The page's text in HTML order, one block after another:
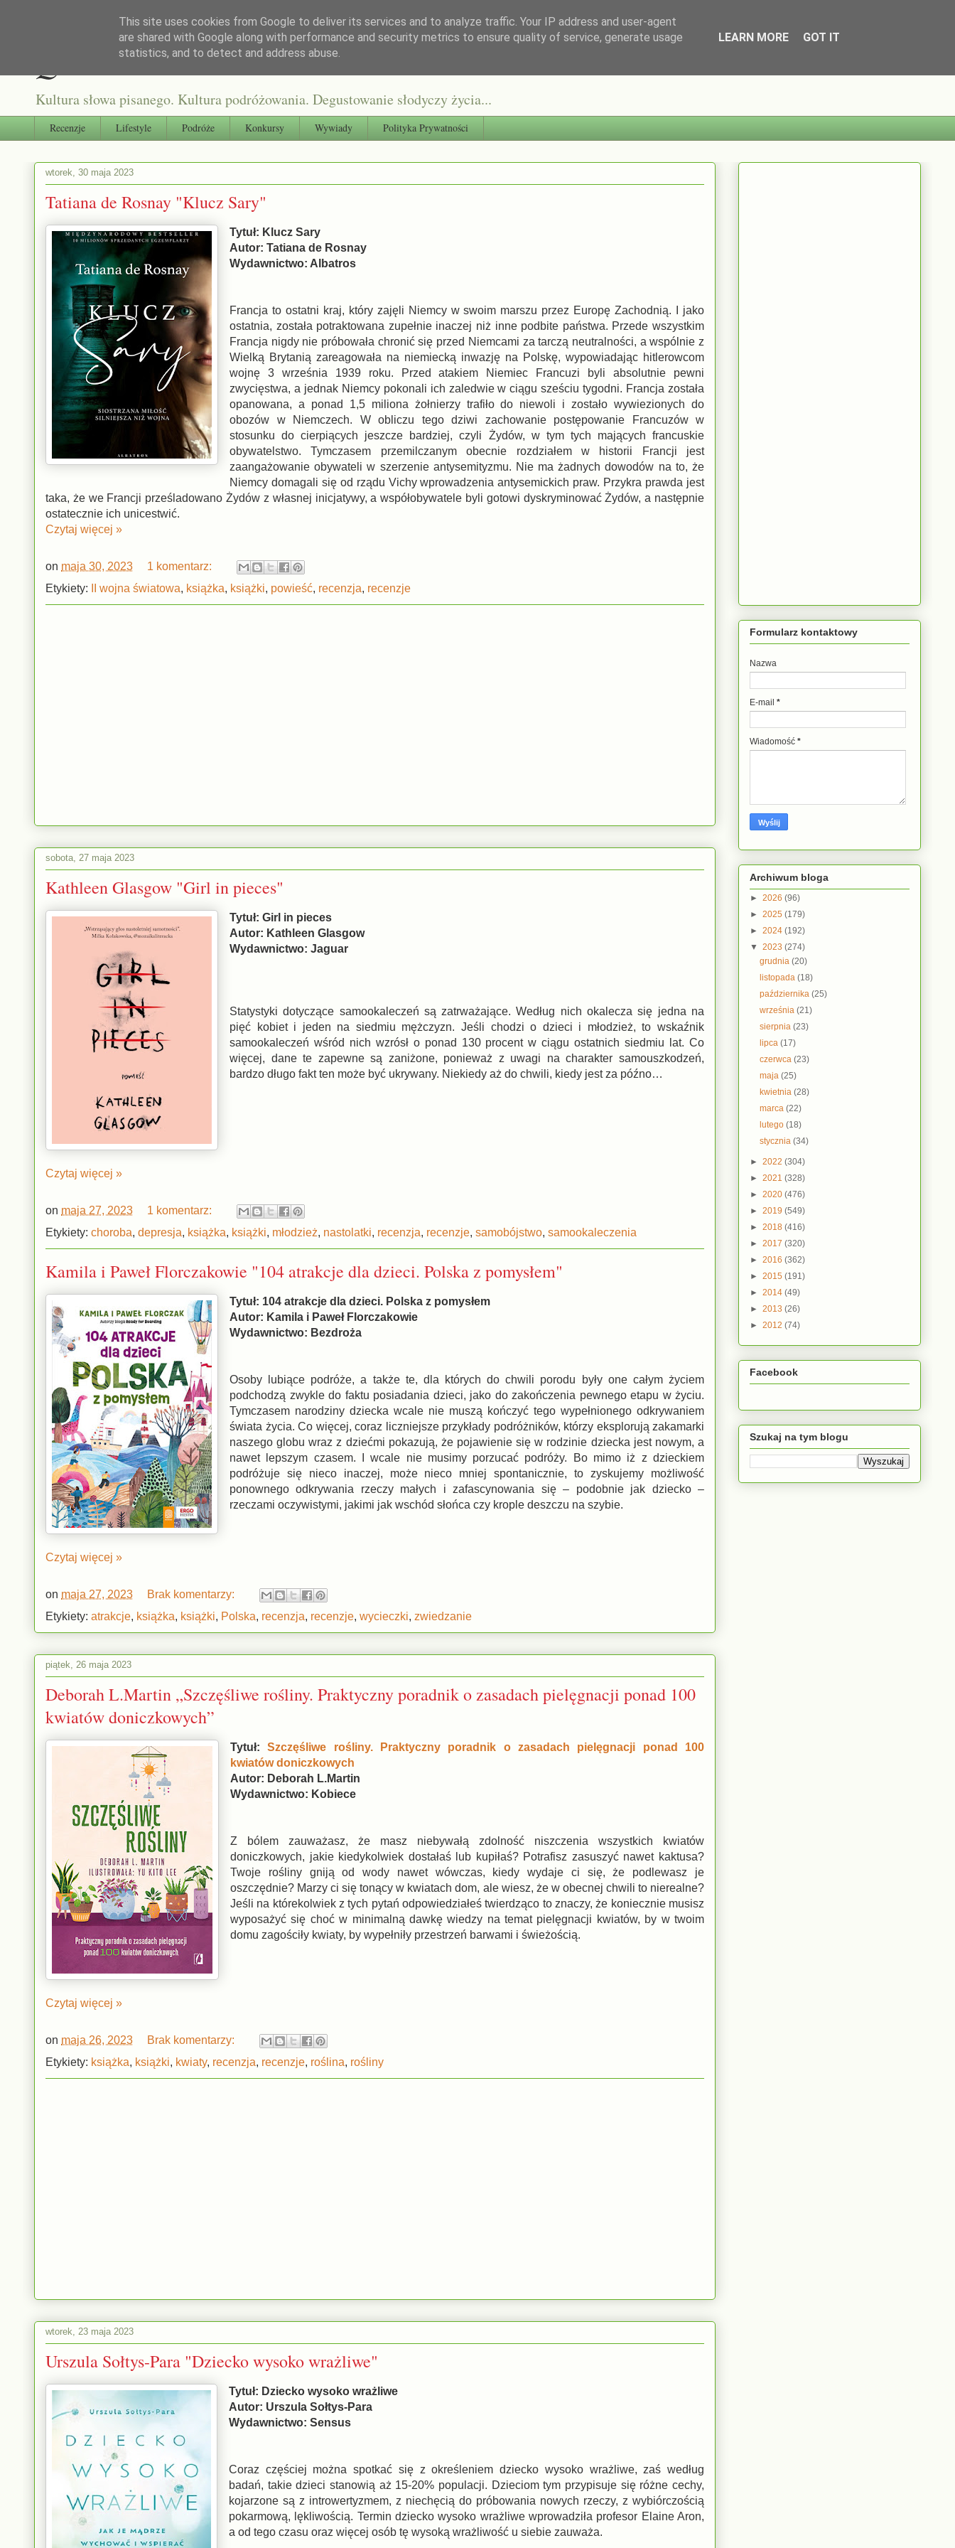
Qultura słowa
Kultura słowa pisanego. Kultura podróżowania. Degustowanie słodyczy życia...
Recenzje Lifestyle Podróże Konkursy Wywiady Polityka Prywatności
wtorek, 30 maja 2023
Tatiana de Rosnay "Klucz Sary"
Tytuł: Klucz Sary
Autor: Tatiana de Rosnay
Wydawnictwo: Albatros
Francja to ostatni kraj, który zajęli Niemcy w swoim marszu przez Europę Zachodnią. I jako
ostatnia, została potraktowana zupełnie inaczej niż inne podbite państwa. Przede wszystkim
Francja nigdy nie próbowała chronić się przed Niemcami za tarczą neutralności, a wspólnie z
Wielką Brytanią zareagowała na niemiecką inwazję na Polskę, wypowiadając hitlerowcom
wojnę 3 września 1939 roku. Przed atakiem Niemiec Francuzi byli absolutnie pewni
zwycięstwa, a jednak Niemcy pokonali ich zaledwie w ciągu sześciu tygodni. Francja została
opanowana, a ponad 1,5 miliona żołnierzy trafiło do niewoli i zostało wywiezionych do
obozów w Niemczech. W obliczu tego dziwi zachowanie postępowanie Francuzów w
stosunku do cierpiących jeszcze bardziej, czyli Żydów, w tym tych mających francuskie
obywatelstwo. Tymczasem przemilczanym obecnie rozdziałem w historii Francji jest
zaangażowanie obywateli w szerzenie antysemityzmu. Nie ma żadnych dowodów na to, że
Niemcy domagali się od rządu Vichy wprowadzenia antysemickich praw. Przykra prawda jest
taka, że we Francji prześladowano Żydów z własnej inicjatywy, a współobywatele byli gotowi dyskryminować Żydów, a następnie
ostatecznie ich unicestwić.
Czytaj więcej »
on maja 30, 2023
1 komentarz:
Etykiety:
II wojna światowa, książka, książki, powieść, recenzja, recenzje
sobota, 27 maja 2023
Kathleen Glasgow "Girl in pieces"
Tytuł: Girl in pieces
Autor: Kathleen Glasgow
Wydawnictwo: Jaguar
Statystyki dotyczące samookaleczeń są zatrważające. Według nich okalecza się jedna na
pięć kobiet i jeden na siedmiu mężczyzn. Jeśli chodzi o dzieci i młodzież, to wskaźnik
samookaleczeń wśród nich wzrósł o ponad 130 procent w ciągu ostatnich siedmiu lat. Co
więcej, dane te zapewne są zaniżone, ponieważ z uwagi na charakter samouszkodzeń,
bardzo długo fakt ten może być ukrywany. Niekiedy aż do chwili, kiedy jest za późno…
Czytaj więcej »
on maja 27, 2023
1 komentarz:
Etykiety: choroba, depresja, książka, książki, młodzież, nastolatki, recenzja, recenzje, samobójstwo, samookaleczenia
Kamila i Paweł Florczakowie "104 atrakcje dla dzieci. Polska z pomysłem"
Tytuł: 104 atrakcje dla dzieci. Polska z pomysłem
Autor: Kamila i Paweł Florczakowie
Wydawnictwo: Bezdroża
Osoby lubiące podróże, a także te, dla których do chwili porodu były one całym życiem
podchodzą zwykle do faktu posiadania dzieci, jako do zakończenia pewnego etapu w życiu.
Tymczasem narodziny dziecka wcale nie muszą kończyć tego wypełnionego odkrywaniem
świata życia. Co więcej, coraz liczniejsze przykłady podróżników, którzy eksplorują zakamarki
naszego globu wraz z dziećmi pokazują, że pojawienie się w rodzinie dziecka jest nowym, a
nawet lepszym czasem. I wcale nie musimy porzucać podróży. Bo mimo iż z dzieckiem
podróżuje się nieco inaczej, może nieco mniej spontanicznie, to zyskujemy możliwość
ponownego odkrywania rzeczy małych i zafascynowania się – podobnie jak dziecko –
rzeczami oczywistymi, jakimi jak wschód słońca czy krople deszczu na szybie.
Czytaj więcej »
on maja 27, 2023
Brak komentarzy:
Etykiety: atrakcje, książka, książki, Polska, recenzja, recenzje, wycieczki, zwiedzanie
piątek, 26 maja 2023
Deborah L.Martin „Szczęśliwe rośliny. Praktyczny poradnik o zasadach pielęgnacji ponad 100
kwiatów doniczkowych”
Tytuł:Szczęśliwe rośliny. Praktyczny poradnik o zasadach pielęgnacji ponad 100
kwiatów doniczkowych
Autor: Deborah L.Martin
Wydawnictwo: Kobiece
Z bólem zauważasz, że masz niebywałą zdolność niszczenia wszystkich kwiatów
doniczkowych, jakie kiedykolwiek dostałaś lub kupiłaś? Potrafisz zasuszyć nawet kaktusa?
Twoje rośliny gniją od wody nawet wówczas, kiedy wydaje ci się, że podlewasz je
oszczędnie? Marzy ci się tonący w kwiatach dom, ale wiesz, że w obecnej chwili to nierealne?
Jeśli na którekolwiek z tych pytań odpowiedziałeś twierdząco to znaczy, że koniecznie musisz
wyposażyć się choć w minimalną dawkę wiedzy na temat pielęgnacji kwiatów, by w twoim
domu zagościły kwiaty, by wypełniły przestrzeń barwami i świeżością.
Czytaj więcej »
on maja 26, 2023
Brak komentarzy:
Etykiety: książka, książki, kwiaty, recenzja, recenzje, roślina, rośliny
wtorek, 23 maja 2023
Urszula Sołtys-Para "Dziecko wysoko wrażliwe"
Tytuł: Dziecko wysoko wrażliwe
Autor: Urszula Sołtys-Para
Wydawnictwo: Sensus
Coraz częściej można spotkać się z określeniem dziecko wysoko wrażliwe, zaś według
badań, takie dzieci stanowią aż 15-20% populacji. Dzieciom tym przypisuje się różne cechy,
kojarzone są z introwertyzmem, z niechęcią do próbowania nowych rzeczy, z wybiórczością
pokarmową, lękliwością. Termin dziecko wysoko wrażliwe wprowadziła profesor Elaine Aron,
a od tego czasu oraz więcej osób tę wysoką wrażliwość u siebie zauważa.
Formularz kontaktowy
Nazwa
E-mail *
Wiadomość *
Archiwum bloga
► 2026 (96)
► 2025 (179)
► 2024 (192)
▼ 2023 (274)
grudnia(20)
listopada(18)
października(25)
września(21)
sierpnia(23)
lipca(17)
czerwca(23)
maja(25)
kwietnia(28)
marca(22)
lutego(18)
stycznia(34)
► 2022 (304)
► 2021 (328)
► 2020 (476)
► 2019 (549)
► 2018 (416)
► 2017 (320)
► 2016 (362)
► 2015 (191)
► 2014 (49)
► 2013 (26)
► 2012 (74)
Facebook
Szukaj na tym blogu
This site uses cookies from Google to deliver its services and to analyze traffic. Your IP address and user-agent
are shared with Google along with performance and security metrics to ensure quality of service, generate usage
statistics, and to detect and address abuse.
LEARN MORE GOT IT